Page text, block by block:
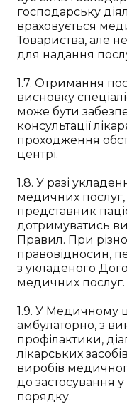
господарську
враховується
Товариства, але
для надання
1.7. Отримання
висновку
може бути
консультації
проходження
центрі.
1.8. У разі
медичних послуг,
представник
дотримуватись
Правил. При
правовідносин,
з укладеного
медичних послуг.
1.9. У Медичному
амбулаторно, з
профілактики,
лікарських
виробів
до застосування
порядку.